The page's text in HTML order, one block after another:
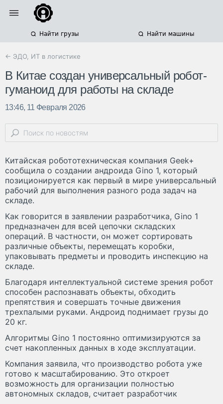
Найти грузы Найти машины
← ЭДО, ИТ в логистике
В Китае создан универсальный робот-
гуманоид для работы на складе
13:46, 11 Февраля 2026
Китайская робототехническая компания Geek+
сообщила о создании андроида Gino 1, который
позиционируется как первый в мире универсальный
рабочий для выполнения разного рода задач на
складе.
Как говорится в заявлении разработчика, Gino 1
предназначен для всей цепочки складских
операций. В частности, он может сортировать
различные объекты, перемещать коробки,
упаковывать предметы и проводить инспекцию на
складе.
Благодаря интеллектуальной системе зрения робот
способен распознавать объекты, обходить
препятствия и совершать точные движения
трехпалыми руками. Андроид поднимает грузы до
20 кг.
Алгоритмы Gino 1 постоянно оптимизируются за
счет накопленных данных в ходе эксплуатации.
Компания заявила, что производство робота уже
готово к масштабированию. Это откроет
возможность для организации полностью
автономных складов, считает разработчик